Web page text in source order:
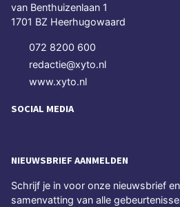
van Benthuizenlaan 1
1701 BZ Heerhugowaard
072 8200 600
redactie@xyto.nl
www.xyto.nl
SOCIAL MEDIA
NIEUWSBRIEF AANMELDEN
Schrijf je in voor onze nieuwsbrief
samenvatting van alle